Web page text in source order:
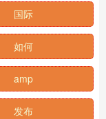
国际
如何
amp
发布